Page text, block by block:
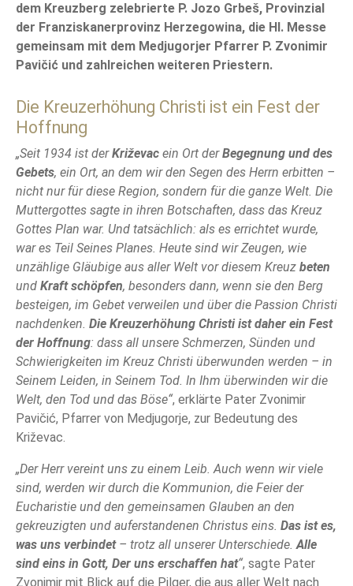
dem Kreuzberg zelebrierte P. Jozo Grbeš, Provinzial
der Franziskanerprovinz Herzegowina, die Hl. Messe
gemeinsam mit dem Medjugorjer Pfarrer P. Zvonimir
Pavičić und zahlreichen weiteren Priestern.
Die Kreuzerhöhung Christi ist ein Fest der
Hoffnung
„Seit 1934 ist derKriževac ein Ort derBegegnung und des
Gebets, ein Ort, an dem wir den Segen des Herrn erbitten –
nicht nur für diese Region, sondern für die ganze Welt. Die
Muttergottes sagte in ihren Botschaften, dass das Kreuz
Gottes Plan war. Und tatsächlich: als es errichtet wurde,
war es Teil Seines Planes. Heute sind wir Zeugen, wie
unzählige Gläubige aus aller Welt vor diesem Kreuz beten
und Kraft schöpfen, besonders dann, wenn sie den Berg
besteigen, im Gebet verweilen und über die Passion Christi
nachdenken. Die Kreuzerhöhung Christi ist daher ein Fest
der Hoffnung: dass all unsere Schmerzen, Sünden und
Schwierigkeiten im Kreuz Christi überwunden werden – in
Seinem Leiden, in Seinem Tod. In Ihm überwinden wir die
Welt, den Tod und das Böse“, erklärte Pater Zvonimir
Pavičić, Pfarrer von Medjugorje, zur Bedeutung des
Križevac.
„Der Herr vereint uns zu einem Leib. Auch wenn wir viele
sind, werden wir durch die Kommunion, die Feier der
Eucharistie und den gemeinsamen Glauben an den
gekreuzigten und auferstandenen Christus eins. Das ist es,
was uns verbindet– trotz all unserer Unterschiede.Alle
sind eins in Gott, Der uns erschaffen hat“, sagte Pater
Zvonimir mit Blick auf die Pilger, die aus aller Welt nach